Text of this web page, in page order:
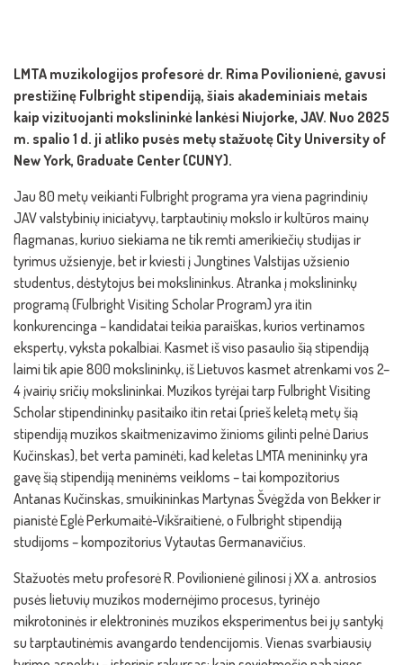
LMTA muzikologijos profesorė dr. Rima Povilionienė, gavusi
prestižinę Fulbright stipendiją, šiais akademiniais metais
kaip vizituojanti mokslininkė lankėsi Niujorke, JAV. Nuo 2025
m. spalio 1 d. ji atliko pusės metų stažuotę City University of
New York, Graduate Center (CUNY).
Jau 80 metų veikianti Fulbright programa yra viena pagrindinių
JAV valstybinių iniciatyvų, tarptautinių mokslo ir kultūros mainų
flagmanas, kuriuo siekiama ne tik remti amerikiečių studijas ir
tyrimus užsienyje, bet ir kviesti į Jungtines Valstijas užsienio
studentus, dėstytojus bei mokslininkus. Atranka į mokslininkų
programą (Fulbright Visiting Scholar Program) yra itin
konkurencinga – kandidatai teikia paraiškas, kurios vertinamos
ekspertų, vyksta pokalbiai. Kasmet iš viso pasaulio šią stipendiją
laimi tik apie 800 mokslininkų, iš Lietuvos kasmet atrenkami vos 2–
4 įvairių sričių mokslininkai. Muzikos tyrėjai tarp Fulbright Visiting
Scholar stipendininkų pasitaiko itin retai (prieš keletą metų šią
stipendiją muzikos skaitmenizavimo žinioms gilinti pelnė Darius
Kučinskas), bet verta paminėti, kad keletas LMTA menininkų yra
gavę šią stipendiją meninėms veikloms – tai kompozitorius
Antanas Kučinskas, smuikininkas Martynas Švėgžda von Bekker ir
pianistė Eglė Perkumaitė-Vikšraitienė, o Fulbright stipendiją
studijoms – kompozitorius Vytautas Germanavičius.
Stažuotės metu profesorė R. Povilionienė gilinosi į XX a. antrosios
pusės lietuvių muzikos modernėjimo procesus, tyrinėjo
mikrotoninės ir elektroninės muzikos eksperimentus bei jų santykį
su tarptautinėmis avangardo tendencijomis. Vienas svarbiausių